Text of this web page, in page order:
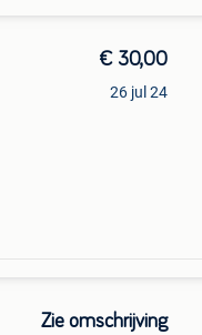
€ 30,00
26 jul 24
Zie omschrijving